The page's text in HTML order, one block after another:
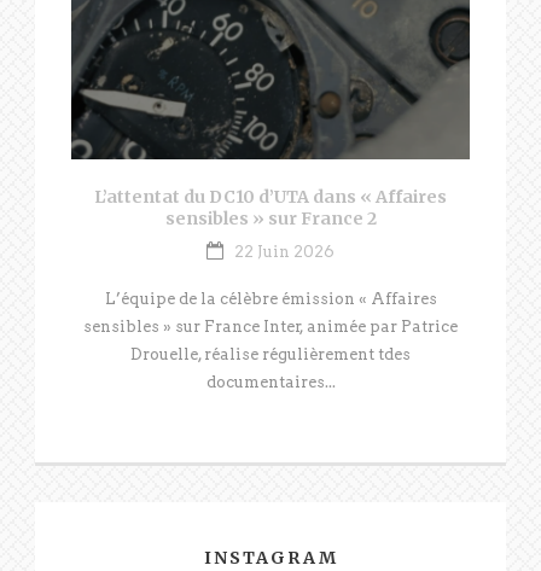
L’attentat du DC10 d’UTA dans « Affaires
sensibles » sur France 2
22 Juin 2026
L’équipe de la célèbre émission « Affaires
sensibles » sur France Inter, animée par Patrice
Drouelle, réalise régulièrement tdes
documentaires...
INSTAGRAM